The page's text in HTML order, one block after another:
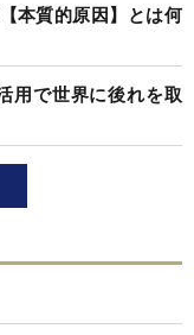
本質的原因】とは何
用で世界に後れを取